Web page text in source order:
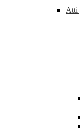
Atti